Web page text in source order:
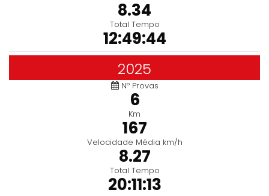
8.34
Total Tempo
12:49:44
2025
Nº Provas
6
Km
167
Velocidade Média km/h
8.27
Total Tempo
20:11:13